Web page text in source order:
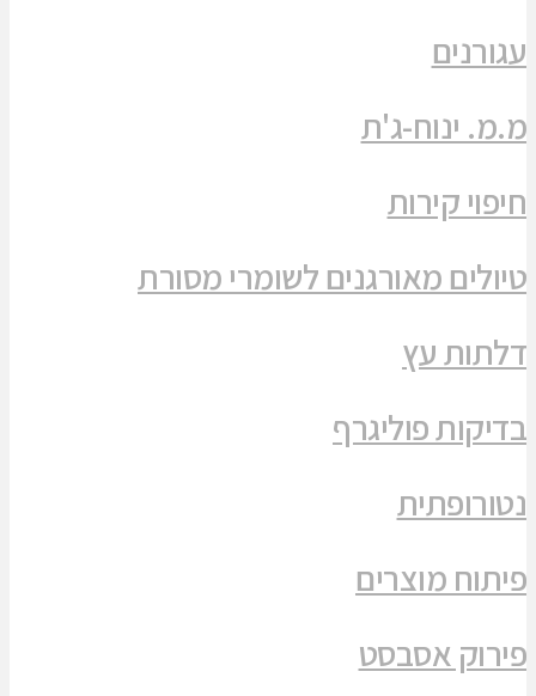
עגורנים
מ.מ. ינוח-ג'ת
חיפוי קירות
טיולים מאורגנים לשומרי מסורת
דלתות עץ
בדיקות פוליגרף
נטורופתית
פיתוח מוצרים
פירוק אסבסט